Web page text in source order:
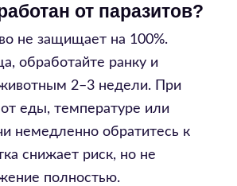
от паразитов?
не защищает на 100%.
обработайте ранку и
2–3 недели. При
от еды, температуре или
немедленно обратитесь к
снижает риск, но не
полностью.